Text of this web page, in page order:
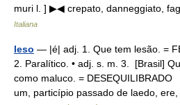
muri l. ] ▶◀ crepato, danneggiato,
Italiana
leso — |é| adj. 1. Que tem lesão. =
2. Paralítico. • adj. s. m. 3. [Brasil]
como maluco. = DESEQUILIBRADO
um, particípio passado de laedo,